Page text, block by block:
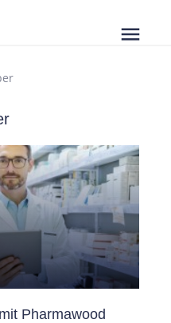
menu
Pharmawood